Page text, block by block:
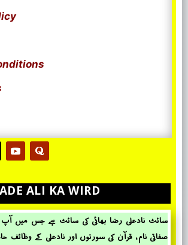
ALI KA WIRD
سائٹ نادعلی رضا بھائی کی سائٹ ہے جس میں آپ
صفاتی نام ، قرآن کی سورتوں اور نادعلی کے